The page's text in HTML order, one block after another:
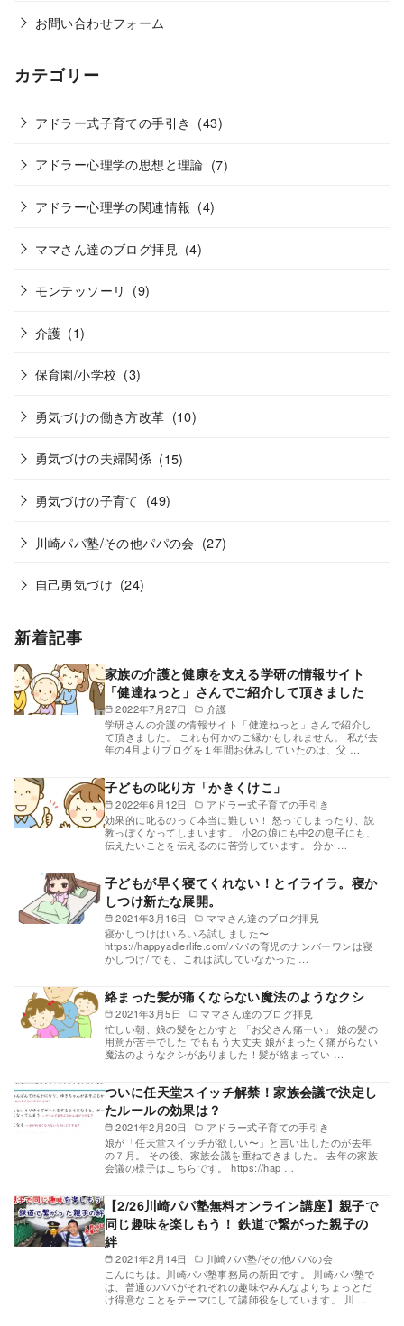
お問い合わせフォーム
カテゴリー
アドラー式子育ての手引き (43)
アドラー心理学の思想と理論 (7)
アドラー心理学の関連情報 (4)
ママさん達のブログ拝見 (4)
モンテッソーリ (9)
介護 (1)
保育園/小学校 (3)
勇気づけの働き方改革 (10)
勇気づけの夫婦関係 (15)
勇気づけの子育て (49)
川崎パパ塾/その他パパの会 (27)
自己勇気づけ (24)
新着記事
2022年7月27日 介護
家族の介護と健康を支える学研の情報サイト
「健達ねっと」さんでご紹介して頂きました
学研さんの介護の情報サイト「健達ねっと」さんで紹介し
て頂きました。 これも何かのご縁かもしれません。 私が去
年の4月よりブログを１年間お休みしていたのは、父 …
2022年6月12日 アドラー式子育ての手引き
子どもの叱り方「かきくけこ」
効果的に叱るのって本当に難しい！ 怒ってしまったり、説
教っぽくなってしまいます。 小2の娘にも中2の息子にも、
伝えたいことを伝えるのに苦労しています。 分か …
2021年3月16日 ママさん達のブログ拝見
子どもが早く寝てくれない！とイライラ。寝か
しつけ新たな展開。
寝かしつけはいろいろ試しました〜
https://happyadlerlife.com/パパの育児のナンバーワンは寝
かしつけ/ でも、これは試していなかった …
2021年3月5日 ママさん達のブログ拝見
絡まった髪が痛くならない魔法のようなクシ
忙しい朝、娘の髪をとかすと 「お父さん痛ーい」 娘の髪の
用意が苦手でした でももう大丈夫 娘がまったく痛がらない
魔法のようなクシがありました！髪が絡まってい …
2021年2月20日 アドラー式子育ての手引き
ついに任天堂スイッチ解禁！家族会議で決定し
たルールの効果は？
娘が「任天堂スイッチが欲しい〜」と言い出したのが去年
の７月。 その後、家族会議を重ねできました。 去年の家族
会議の様子はこちらです。 https://hap …
2021年2月14日 川崎パパ塾/その他パパの会
【2/26川崎パパ塾無料オンライン講座】親子で
同じ趣味を楽しもう！ 鉄道で繋がった親子の
絆
こんにちは。川崎パパ塾事務局の新田です。 川崎パパ塾で
は、普通のパパがそれぞれの趣味やみんなよりちょっとだ
け得意なことをテーマにして講師役をしています。 川 …